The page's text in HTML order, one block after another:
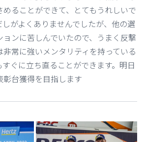
ることができて、とてもうれしいで
がよくありませんでしたが、他の選
ンに苦しんでいたので、うまく反撃
常に強いメンタリティを持っている
ぐに立ち直ることができます。明日
彰台獲得を目指します